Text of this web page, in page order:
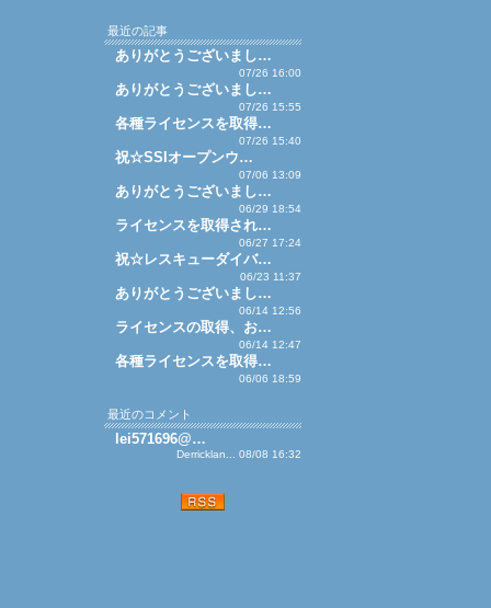
最近の記事
ありがとうございまし…
07/26 16:00
ありがとうございまし…
07/26 15:55
各種ライセンスを取得…
07/26 15:40
祝☆SSIオープンウ…
07/06 13:09
ありがとうございまし…
06/29 18:54
ライセンスを取得され…
06/27 17:24
祝☆レスキューダイバ…
06/23 11:37
ありがとうございまし…
06/14 12:56
ライセンスの取得、お…
06/14 12:47
各種ライセンスを取得…
06/06 18:59
最近のコメント
lei571696@…
Derricklan... 08/08 16:32